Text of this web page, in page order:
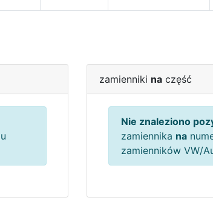
zamienniki na część
Nie znaleziono
zamiennika na
zamienników VW/